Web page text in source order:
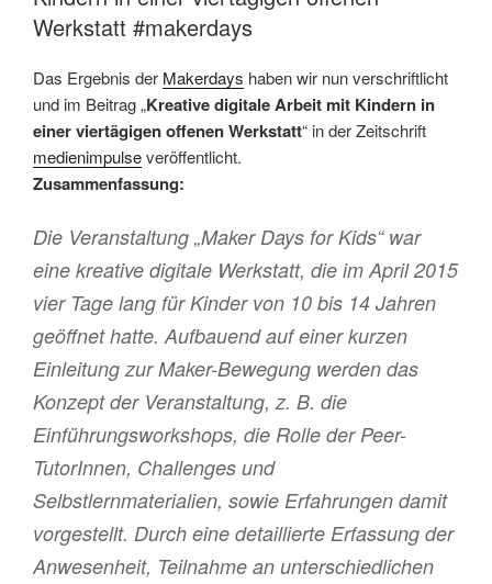
Werkstatt #makerdays
Das Ergebnis der Makerdays haben wir nun verschriftlicht
und im Beitrag „Kreative digitale Arbeit mit Kindern in
einer viertägigen offenen Werkstatt“ in der Zeitschrift
medienimpulseveröffentlicht.
Zusammenfassung:
Die Veranstaltung „Maker Days for Kids“ war
eine kreative digitale Werkstatt, die im April 2015
vier Tage lang für Kinder von 10 bis 14 Jahren
geöffnet hatte. Aufbauend auf einer kurzen
Einleitung zur Maker-Bewegung werden das
Konzept der Veranstaltung, z. B. die
Einführungsworkshops, die Rolle der Peer-
TutorInnen, Challenges und
Selbstlernmaterialien, sowie Erfahrungen damit
vorgestellt. Durch eine detaillierte Erfassung der
Anwesenheit, Teilnahme an unterschiedlichen